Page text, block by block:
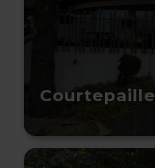
Courtepaille